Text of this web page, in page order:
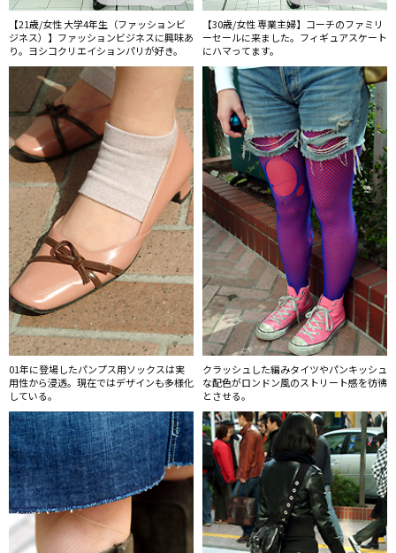
【21歳/女性 大学4年生（ファッションビ
ジネス）】ファッションビジネスに興味あ
り。ヨシコクリエイションパリが好き。
【30歳/女性 専業主婦】コーチのファミリ
ーセールに来ました。フィギュアスケート
にハマってます。
01年に登場したパンプス用ソックスは実
用性から浸透。現在ではデザインも多様化
している。
クラッシュした編みタイツやパンキッシュ
な配色がロンドン風のストリート感を彷彿
とさせる。